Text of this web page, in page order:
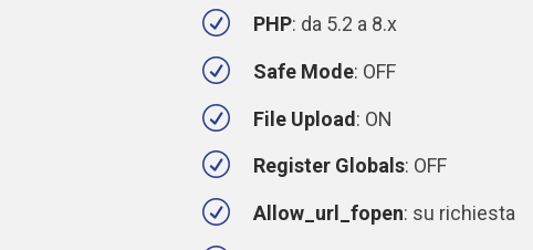
R PHP: da 5.2 a 8.x
R Safe Mode: OFF
R File Upload: ON
R Register Globals: OFF
R Allow_url_fopen: su richiesta